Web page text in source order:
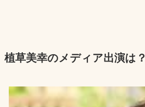
植草美幸のメディア出演は？